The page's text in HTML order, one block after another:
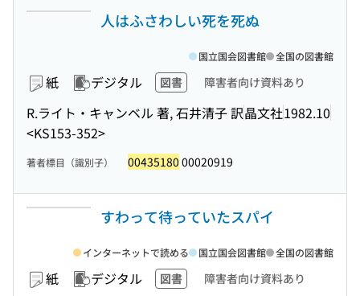
人はふさわしい死を死ぬ
紙 デジタル 図書 障害者向け資料あり
R.ライト・キャンベル 著, 石井清子 訳晶文社1982.10
<KS153-352>
国立国会図書館 全国の図書館
著者標目（識別子） 00435180 00020919
すわって待っていたスパイ
紙 デジタル 図書 障害者向け資料あり
インターネットで読める 国立国会図書館 全国の図書館